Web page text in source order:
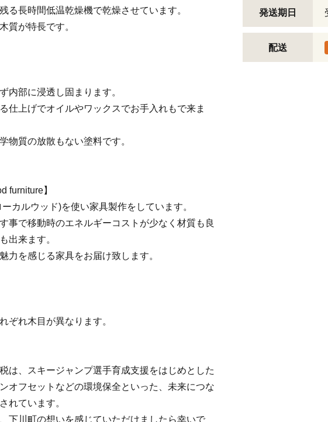
る長時間低温乾燥機で乾燥させています。
質が特長です。
内部に浸透し固まります。
仕上げでオイルやワックスでお手入れもで来ま
物質の放散もない塗料です。
furniture】
カルウッド)を使い家具製作をしています。
事で移動時のエネルギーコストが少なく材質も良
出来ます。
力を感じる家具をお届け致します。
ぞれ木目が異なります。
は、スキージャンプ選手育成支援をはじめとした
オフセットなどの環境保全といった、未来につな
れています。
下川町の想いを感じていただけましたら幸いで
発送期日
配送